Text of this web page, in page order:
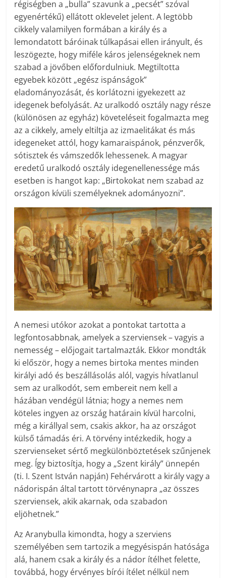
régiségben a „bulla” szavunk a „pecsét” szóval
egyenértékű) ellátott oklevelet jelent. A legtöbb
cikkely valamilyen formában a király és a
lemondatott báróinak túlkapásai ellen irányult, és
leszögezte, hogy miféle káros jelenségeknek nem
szabad a jövőben előfordulniuk. Megtiltotta
egyebek között „egész ispánságok”
eladományozását, és korlátozni igyekezett az
idegenek befolyását. Az uralkodó osztály nagy része
(különösen az egyház) követeléseit fogalmazta meg
az a cikkely, amely eltiltja az izmaelitákat és más
idegeneket attól, hogy kamaraispánok, pénzverők,
sótisztek és vámszedők lehessenek. A magyar
eredetű uralkodó osztály idegenellenessége más
esetben is hangot kap: „Birtokokat nem szabad az
országon kívüli személyeknek adományozni”.
A nemesi utókor azokat a pontokat tartotta a
legfontosabbnak, amelyek a szerviensek – vagyis a
nemesség – előjogait tartalmazták. Ekkor mondták
ki először, hogy a nemes birtoka mentes minden
királyi adó és beszállásolás alól, vagyis hívatlanul
sem az uralkodót, sem embereit nem kell a
házában vendégül látnia; hogy a nemes nem
köteles ingyen az ország határain kívül harcolni,
még a királlyal sem, csakis akkor, ha az országot
külső támadás éri. A törvény intézkedik, hogy a
szervienseket sértő megkülönböztetések szűnjenek
meg. Így biztosítja, hogy a „Szent király” ünnepén
(ti. I. Szent István napján) Fehérvárott a király vagy a
nádorispán által tartott törvénynapra „az összes
szerviensek, akik akarnak, oda szabadon
eljöhetnek.”
Az Aranybulla kimondta, hogy a szerviens
személyében sem tartozik a megyésispán hatósága
alá, hanem csak a király és a nádor ítélhet felette,
továbbá, hogy érvényes bírói ítélet nélkül nem